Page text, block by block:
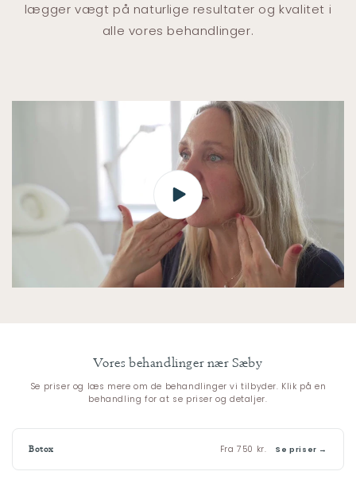
lægger vægt på naturlige resultater og kvalitet i
alle vores behandlinger.
Vores behandlinger nær Sæby
Se priser og læs mere om de behandlinger vi tilbyder. Klik på en
behandling for at se priser og detaljer.
Botox Fra 750 kr. Se priser →